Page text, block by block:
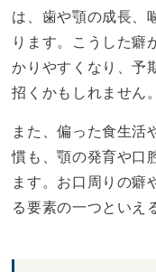
は、歯や顎の成長、
ります。こうした癖
かりやすくなり、予
招くかもしれません。
また、偏った食生活
慣も、顎の発育や口
ます。お口周りの癖
る要素の一つといえ